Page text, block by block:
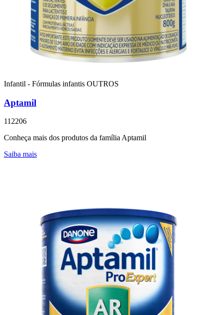
Infantil - Fórmulas infantis OUTROS
Aptamil
112206
Conheça mais dos produtos da família Aptamil
Saiba mais